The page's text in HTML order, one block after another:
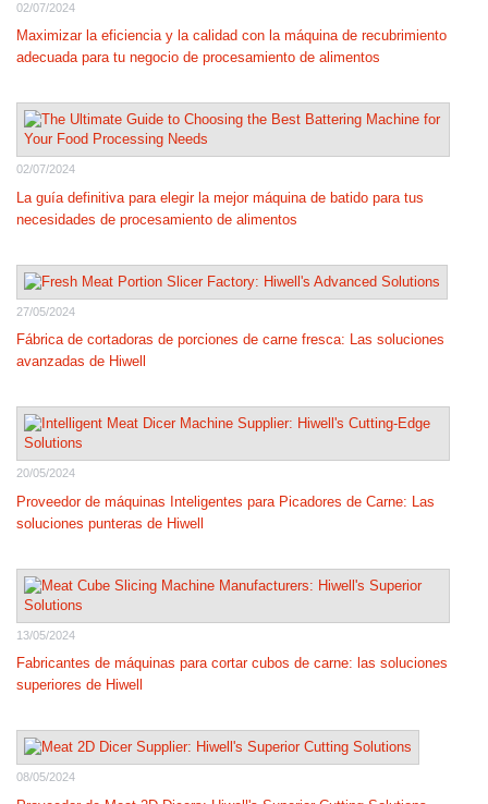
02/07/2024
Maximizar la eficiencia y la calidad con la máquina de recubrimiento
adecuada para tu negocio de procesamiento de alimentos
02/07/2024
La guía definitiva para elegir la mejor máquina de batido para tus
necesidades de procesamiento de alimentos
27/05/2024
Fábrica de cortadoras de porciones de carne fresca: Las soluciones
avanzadas de Hiwell
20/05/2024
Proveedor de máquinas Inteligentes para Picadores de Carne: Las
soluciones punteras de Hiwell
13/05/2024
Fabricantes de máquinas para cortar cubos de carne: las soluciones
superiores de Hiwell
08/05/2024